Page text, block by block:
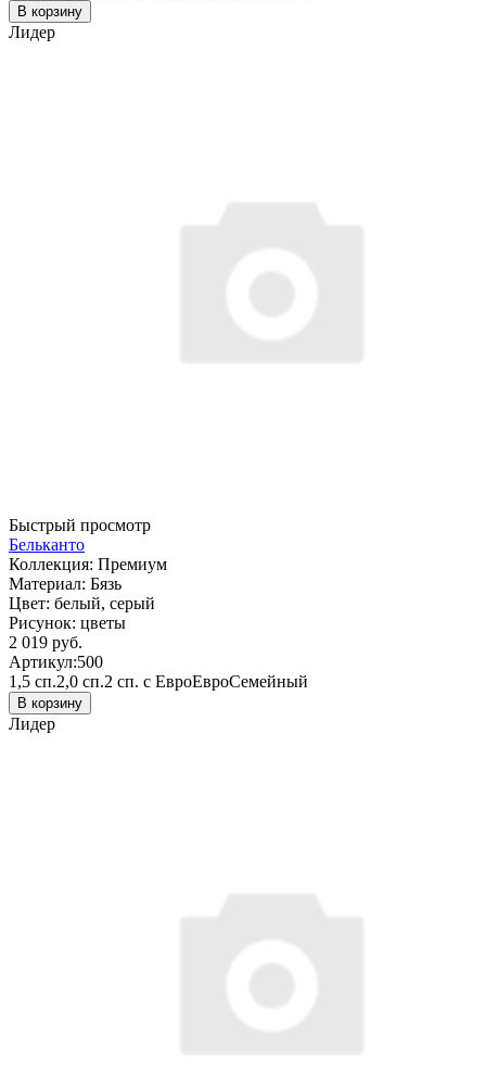
В корзину
Лидер
Быстрый просмотр
Бельканто
Коллекция: Премиум
Материал: Бязь
Цвет: белый, серый
Рисунок: цветы
2 019 руб.
Артикул:500
1,5 сп.2,0 сп.2 сп. с ЕвроЕвроСемейный
В корзину
Лидер